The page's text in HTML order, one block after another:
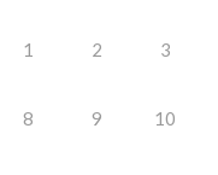
1 2 3
8 9 10